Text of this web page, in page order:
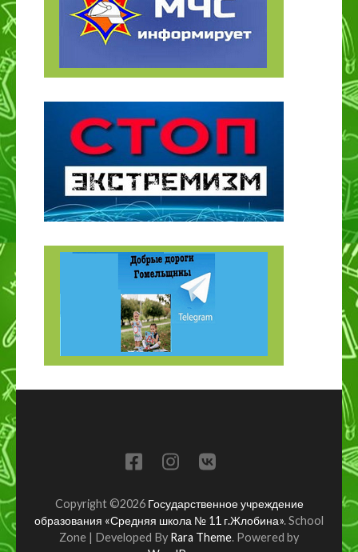
Copyright ©2026 Государственное учреждение
образования «Средняя школа № 11 г.Жлобина».School
Zone | Developed By Rara Theme. Powered by